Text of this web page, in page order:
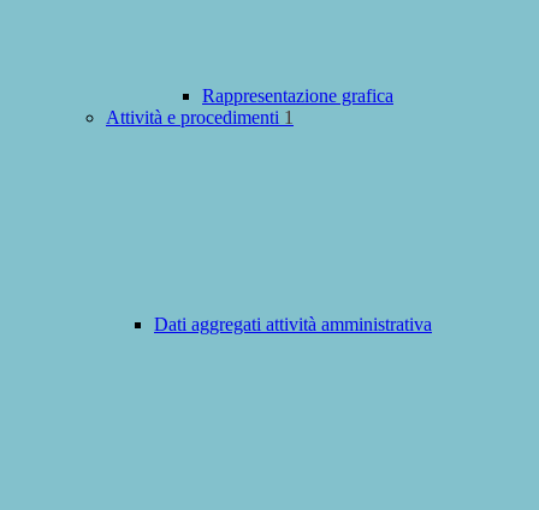
Rappresentazione grafica
Attività e procedimenti 1
Dati aggregati attività amministrativa